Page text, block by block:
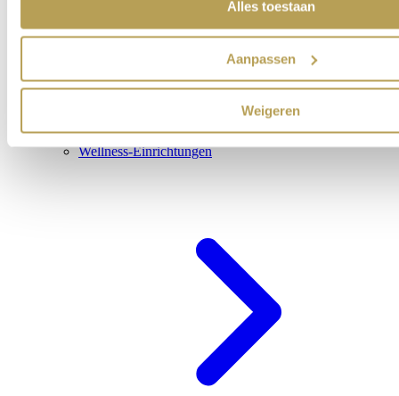
Alles toestaan
Aanpassen
Weigeren
Wellness-Einrichtungen